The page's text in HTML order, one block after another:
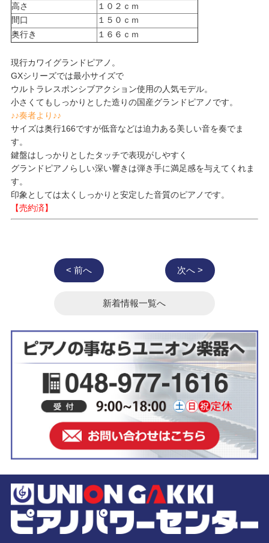
高さ
１０２ｃｍ
間口
１５０ｃｍ
奥行き
１６６ｃｍ
現行カワイグランドピアノ。
GXシリーズでは最小サイズで
ウルトラレスポンシブアクション使用の人気モデル。
小さくてもしっかりとした造りの国産グランドピアノです。
♪♪奏者より♪♪
サイズは奥行166ですが低音などは迫力ある美しい音を奏でま
す。
鍵盤はしっかりとしたタッチで表現がしやすく
グランドピアノらしい深い響きは弾き手に満足感を与えてくれま
す。
印象としては太くしっかりと安定した音質のピアノです。
【売約済】
< 前へ 次へ >
新着情報一覧へ